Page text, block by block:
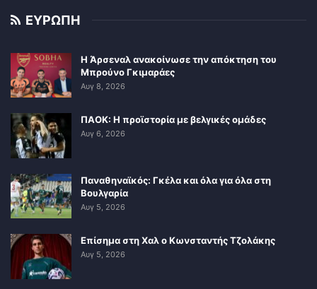
ΕΥΡΩΠΗ
Η Άρσεναλ ανακοίνωσε την απόκτηση του
Μπρούνο Γκιμαράες
Αυγ 8, 2026
ΠΑΟΚ: Η προϊστορία με βελγικές ομάδες
Αυγ 6, 2026
Παναθηναϊκός: Γκέλα και όλα για όλα στη
Βουλγαρία
Αυγ 5, 2026
Επίσημα στη Χαλ ο Κωνσταντής Τζολάκης
Αυγ 5, 2026